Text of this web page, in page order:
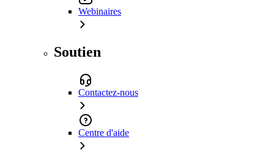
Webinaires
Soutien
Contactez-nous
Centre d'aide